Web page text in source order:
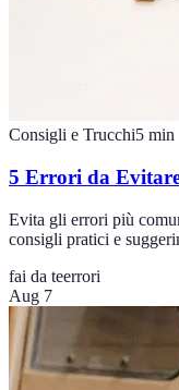
Consigli e Trucchi5 min
5 Errori da
Evita gli errori più
consigli pratici e
fai da teerrori
Aug 7